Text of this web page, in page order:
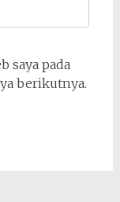
saya pada
berikutnya.